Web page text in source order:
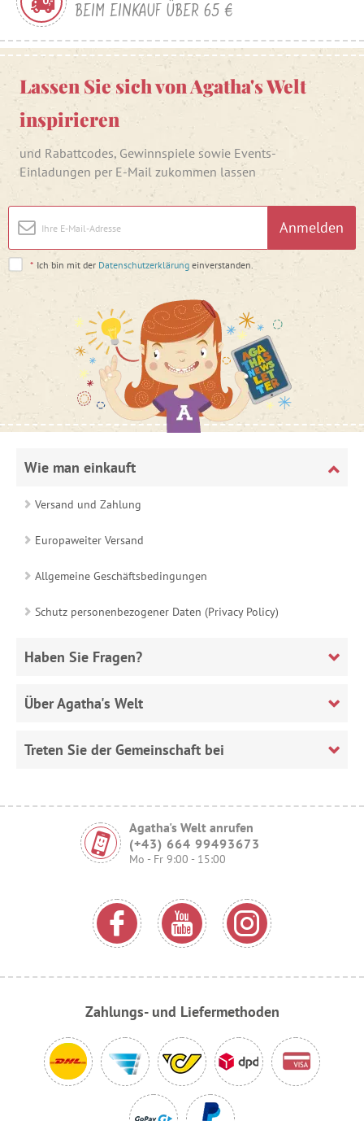
BEIM EINKAUF ÜBER 65 €
Lassen Sie sich von Agatha's Welt
inspirieren
und Rabattcodes, Gewinnspiele sowie Events-
Einladungen per E-Mail zukommen lassen
Anmelden
* Ich bin mit der Datenschutzerklärung einverstanden.
Wie man einkauft
Versand und Zahlung
Europaweiter Versand
Allgemeine Geschäftsbedingungen
Schutz personenbezogener Daten (Privacy Policy)
Haben Sie Fragen?
Über Agatha's Welt
Treten Sie der Gemeinschaft bei
Agatha's Welt anrufen
(+43) 664 99493673
Mo - Fr 9:00 - 15:00
Zahlungs- und Liefermethoden